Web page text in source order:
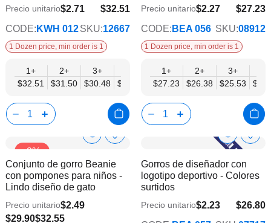
deseos
$32.51
$26.42
Precio unitario$2.71
CODE: KWH 012SKU:12667
1 Dozen price, min order is 1
1+
$32.51
2+
$31.50
3+
$30.48
$29.46
6+
$28.45
9+
$27.43
12+
$26.42
$27.23
$22.13
Precio unitario$2.27
CODE: BEA 056 SKU:08912
1 Dozen price, min order is 1
1+
$27.23
2+
$26.38
3+
$25.53
-8%
Show
Info
Añadir
la
lista
deseos
Conjunto de gorro Beanie
con pompones para niños -
Lindo diseño de gato
$29.90$32.55
Precio unitario$2.49
Show
Product
Info
lista
Gorros de diseñador con
logotipo deportivo - Colores
surtidos
$26.80
$21.78
Precio unitario$2.23